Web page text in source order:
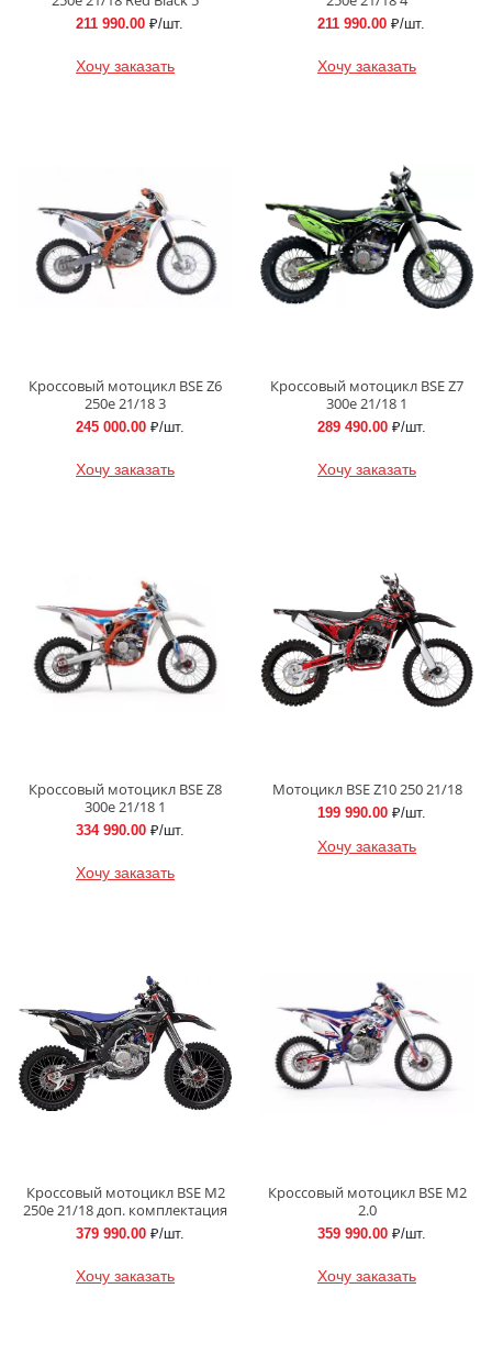
211 990.00 ₽/шт.
Хочу заказать
211 990.00 ₽/шт.
Хочу заказать
Кроссовый мотоцикл BSE Z6
250e 21/18 3
245 000.00 ₽/шт.
Хочу заказать
Кроссовый мотоцикл BSE Z7
300e 21/18 1
289 490.00 ₽/шт.
Хочу заказать
Кроссовый мотоцикл BSE Z8
300e 21/18 1
334 990.00 ₽/шт.
Хочу заказать
Мотоцикл BSE Z10 250 21/18
199 990.00 ₽/шт.
Хочу заказать
Кроссовый мотоцикл BSE M2
250e 21/18 доп. комплектация
379 990.00 ₽/шт.
Хочу заказать
Кроссовый мотоцикл BSE M2
2.0
359 990.00 ₽/шт.
Хочу заказать